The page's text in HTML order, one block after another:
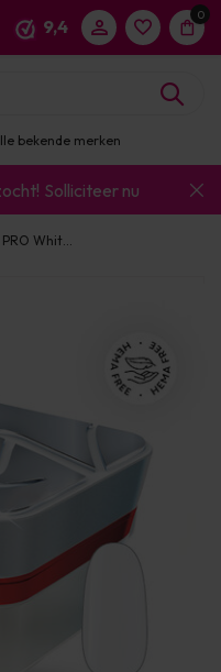
9,4
0
bekende merken
Solliciteer nu
Whit...